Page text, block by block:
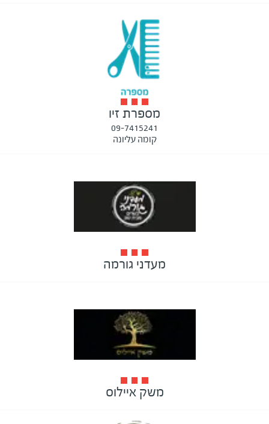
מספרת זיו
09-7415241
קומה עליונה
מעדני גורמה
משק איילוס